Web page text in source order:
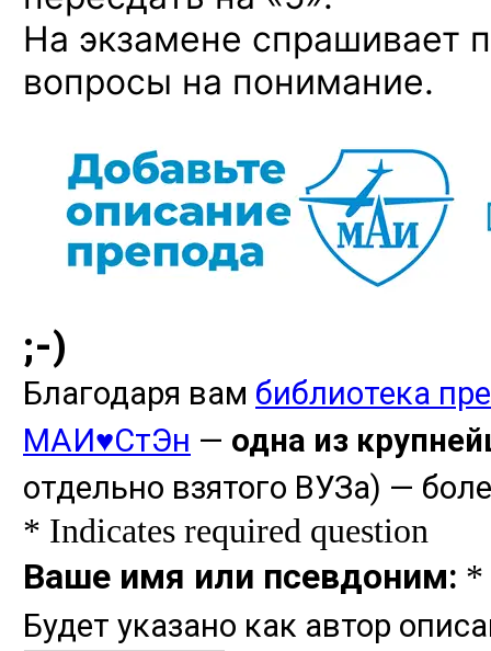
На экзамене спрашивает
вопросы на понимание.